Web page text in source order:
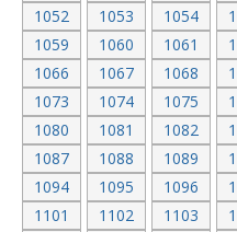
1052
1053 1054
1059
1060 1061
1066
1067 1068
1073
1074 1075
1080
1081 1082
1087
1088 1089
1094
1095 1096
1101
1102 1103